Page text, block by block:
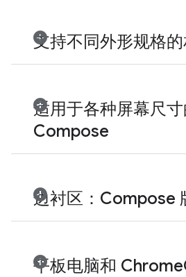
支持不同外形规格
适用于各种屏幕尺
Compose
边衬区：Compose
平板电脑和